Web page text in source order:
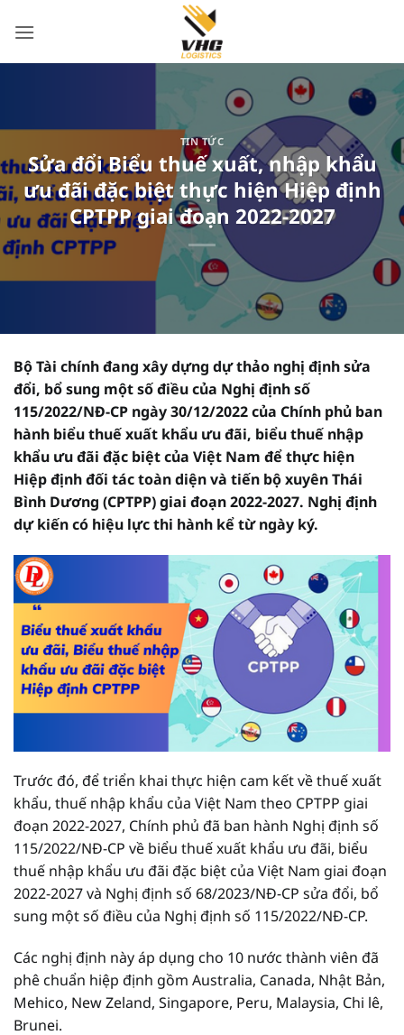
qua
TIN TỨC
Sửa đổi Biểu thuế xuất, nhập khẩu
ưu đãi đặc biệt thực hiện Hiệp định
CPTPP giai đoạn 2022-2027
Bộ Tài chính đang xây dựng dự thảo nghị định sửa
đổi, bổ sung một số điều của Nghị định số
115/2022/NĐ-CP ngày 30/12/2022 của Chính phủ ban
hành biểu thuế xuất khẩu ưu đãi, biểu thuế nhập
khẩu ưu đãi đặc biệt của Việt Nam để thực hiện
Hiệp định đối tác toàn diện và tiến bộ xuyên Thái
Bình Dương (CPTPP) giai đoạn 2022-2027. Nghị định
dự kiến có hiệu lực thi hành kể từ ngày ký.
Trước đó, để triển khai thực hiện cam kết về thuế xuất
khẩu, thuế nhập khẩu của Việt Nam theo CPTPP giai
đoạn 2022-2027, Chính phủ đã ban hành Nghị định số
115/2022/NĐ-CP về biểu thuế xuất khẩu ưu đãi, biểu
thuế nhập khẩu ưu đãi đặc biệt của Việt Nam giai đoạn
2022-2027 và Nghị định số 68/2023/NĐ-CP sửa đổi, bổ
sung một số điều của Nghị định số 115/2022/NĐ-CP.
Các nghị định này áp dụng cho 10 nước thành viên đã
phê chuẩn hiệp định gồm Australia, Canada, Nhật Bản,
Mehico, New Zeland, Singapore, Peru, Malaysia, Chi lê,
Brunei.